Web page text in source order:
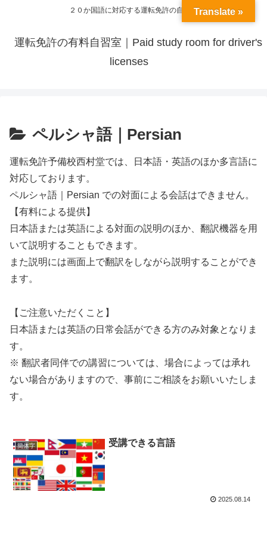
２０か国語に対応する運転免許の自習室
運転免許の有料自習室｜Paid study room for driver's
licenses
ペルシャ語｜Persian
運転免許予備校西村堂では、日本語・英語のほか多言語に
対応しております。
ペルシャ語｜Persian での対面による会話はできません。
【有料による提供】
日本語または英語による対面の説明のほか、翻訳機器を用
いて説明することもできます。
また説明には画面上で翻訳をしながら説明することができ
ます。
【ご注意いただくこと】
日本語または英語の日常会話ができる方のみ対象となりま
す。
※ 翻訳者同伴での講習については、場合によっては承れ
ない場合がありますので、事前にご相談をお願いいたしま
す。
簡体字 受講できる言語
2025.08.14
Translate »